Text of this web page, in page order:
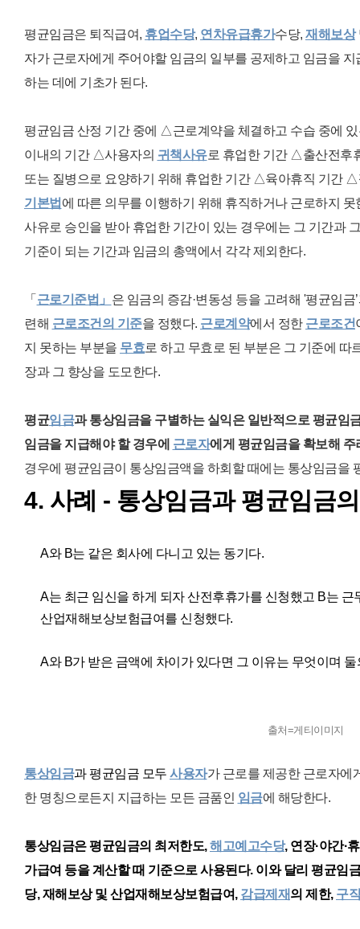
평균임금은 퇴직급여, 휴업수당, 연차유급휴가수당, 재해보상
자가 근로자에게 주어야할 임금의 일부를 공제하고 임금을
하는 데에 기초가 된다.
평균임금 산정 기간 중에 △근로계약을 체결하고 수습 중에
이내의 기간 △사용자의 귀책사유로 휴업한 기간 △출산전후
또는 질병으로 요양하기 위해 휴업한 기간 △육아휴직 기간 △
기본법 에 따른 의무를 이행하기 위해 휴직하거나 근로하지
사유로 승인을 받아 휴업한 기간이 있는 경우에는 그 기간과
기준이 되는 기간과 임금의 총액에서 각각 제외한다.
「 근로기준법」 은 임금의 증감·변동성 등을 고려해 '평균임금
련해 근로조건의 기준을 정했다. 근로계약에서 정한 근로조건
지 못하는 부분을 무효로 하고 무효로 된 부분은 그 기준에 따
장과 그 향상을 도모한다.
평균임금과 통상임금을 구별하는 실익은 일반적으로 평균임
임금을 지급해야 할 경우에 근로자에게 평균임금을 확보해 주
경우에 평균임금이 통상임금액을 하회할 때에는 통상임금을
4. 사례 - 통상임금과 평균임금
A와 B는 같은 회사에 다니고 있는 동기다.
A는 최근 임신을 하게 되자 산전후휴가를 신청했고 B는
산업재해보상보험급여를 신청했다.
A와 B가 받은 금액에 차이가 있다면 그 이유는 무엇이며
출처=게티이미지
통상임금과 평균임금 모두 사용자가 근로를 제공한 근로자에
한 명칭으로든지 지급하는 모든 금품인 임금에 해당한다.
통상임금은 평균임금의 최저한도,해고예고수당, 연장·야간·
가급여 등을 계산할 때 기준으로 사용된다. 이와 달리 평균임
당, 재해보상 및 산업재해보상보험급여, 감급제재의 제한, 구